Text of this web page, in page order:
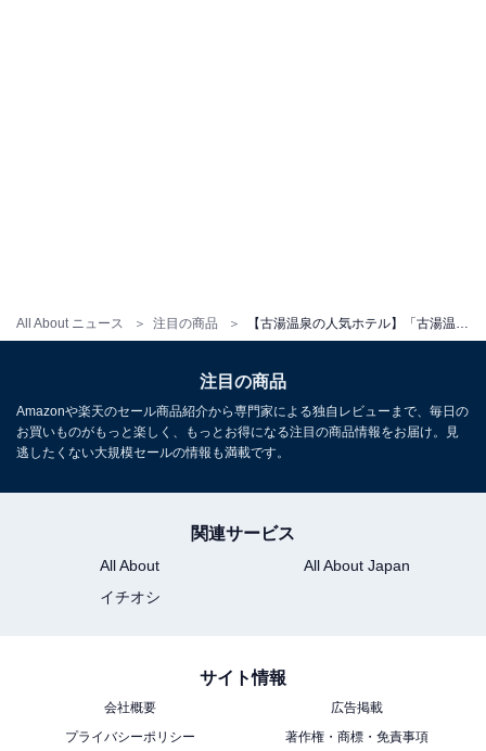
All About ニュース 注目の商品
チェックアウト：～10:00
※プランにより時間が異なる可能性があります
また、記事中の宿泊プランを予約すると、売上の一部が
オールアバウトに還元されることがあります。
【鬼怒川温泉の人気ホテル】「鬼怒川温泉 日光
注目の商品
Amazonや楽天のセール商品紹介から専門家による独自レビューまで、毎日の
お買いものがもっと楽しく、もっとお得になる注目の商品情報をお届け。見
逃したくない大規模セールの情報も満載です。
関連サービス
All About
All About Japan
イチオシ
サイト情報
会社概要
広告掲載
プライバシーポリシー
著作権・商標・免責事項